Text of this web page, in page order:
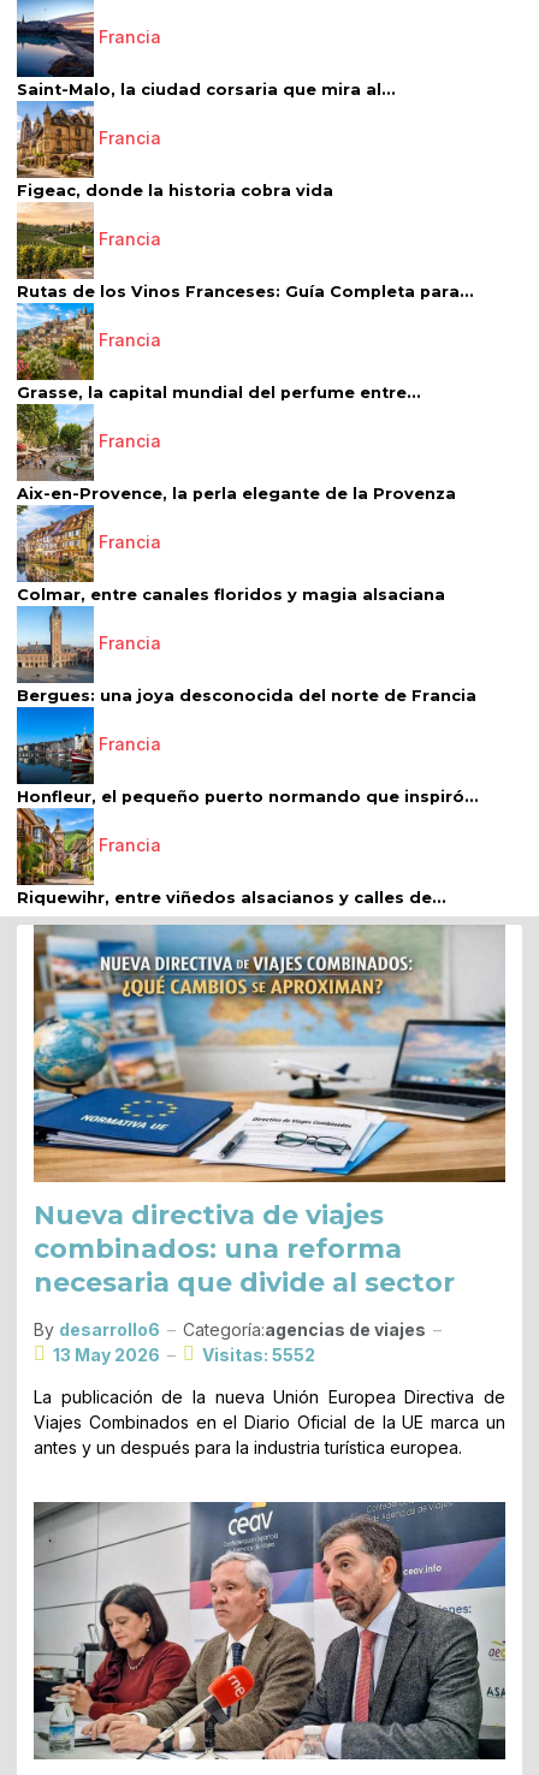
Francia
Saint-Malo, la ciudad corsaria que mira al...
Francia
Figeac, donde la historia cobra vida
Francia
Rutas de los Vinos Franceses: Guía Completa para...
Francia
Grasse, la capital mundial del perfume entre...
Francia
Aix-en-Provence, la perla elegante de la Provenza
Francia
Colmar, entre canales floridos y magia alsaciana
Francia
Bergues: una joya desconocida del norte de Francia
Francia
Honfleur, el pequeño puerto normando que inspiró...
Francia
Riquewihr, entre viñedos alsacianos y calles de...
Nueva directiva de viajes
combinados: una reforma
necesaria que divide al sector
By desarrollo6 Categoría:agencias de viajes
13 May 2026
Visitas: 5552
La publicación de la nueva Unión Europea Directiva de
Viajes Combinados en el Diario Oficial de la UE marca un
antes y un después para la industria turística europea.